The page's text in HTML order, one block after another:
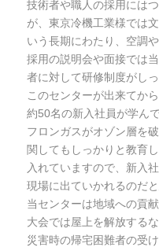
技術者や職人の採用には
が、東京冷機工業様では
いう長期にわたり、空調
採用の説明会や面接では
者に対して研修制度がし
このセンターが出来てか
約50名の新入社員が学ん
フロンガスがオゾン層を
関してもしっかりと教育
入れていますので、新入
現場に出ていかれるのだと
当センターは地域への貢
大会では屋上を解放する
災害時の帰宅困難者の受